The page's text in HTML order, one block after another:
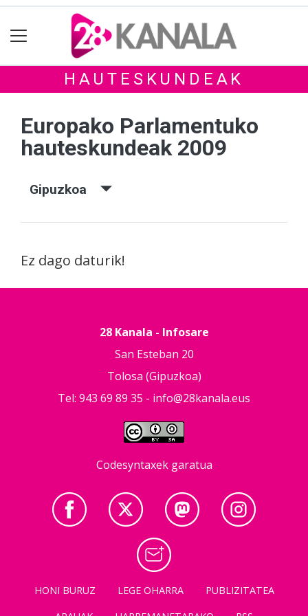
HAUTESKUNDEAK
Europako Parlamentuko
hauteskundeak 2009
Gipuzkoa
Ez dago daturik!
28 Kanala - Infosare
San Esteban 20
Tolosa (Gipuzkoa)
Tel: 943 69 89 35 - info@28kanala.eus
Codesyntaxek garatua
HONI BURUZ LEGE OHARRA
PUBLIZITATEA